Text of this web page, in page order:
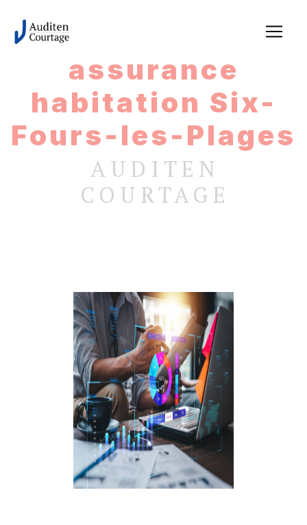
assurance
habitation Six-
Fours-les-Plages
AUDITEN
COURTAGE